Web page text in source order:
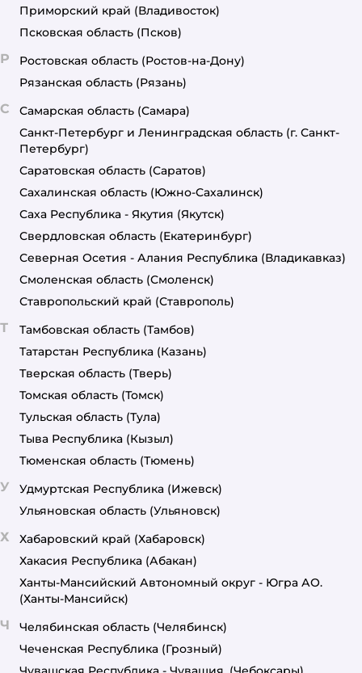
Приморский край (Владивосток)
Псковская область (Псков)
Р Ростовская область (Ростов-на-Дону)
Рязанская область (Рязань)
С Самарская область (Самара)
Санкт-Петербург и Ленинградская область (г. Санкт-
Петербург)
Саратовская область (Саратов)
Сахалинская область (Южно-Сахалинск)
Саха Республика - Якутия (Якутск)
Свердловская область (Екатеринбург)
Северная Осетия - Алания Республика (Владикавказ)
Смоленская область (Смоленск)
Ставропольский край (Ставрополь)
Т Тамбовская область (Тамбов)
Татарстан Республика (Казань)
Тверская область (Тверь)
Томская область (Томск)
Тульская область (Тула)
Тыва Республика (Кызыл)
Тюменская область (Тюмень)
У Удмуртская Республика (Ижевск)
Ульяновская область (Ульяновск)
Х Хабаровский край (Хабаровск)
Хакасия Республика (Абакан)
Ханты-Мансийский Автономный округ - Югра АО.
(Ханты-Мансийск)
Ч Челябинская область (Челябинск)
Чеченская Республика (Грозный)